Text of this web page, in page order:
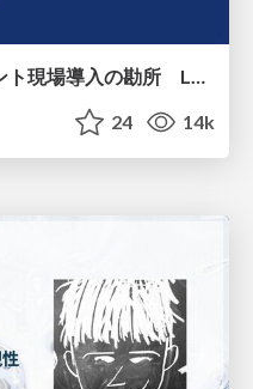
著者と読み解くAIエージェント現場導入の勘所 Lancers TechBook#2
24 14k